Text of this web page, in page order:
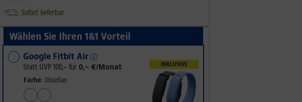
Sofort lieferbar
Wählen Sie Ihren 1&1 Vorteil
Google Fitbit Air
Statt UVP 100,– für 0,– €/Monat INKLUSIVE
Farbe: Obsidian